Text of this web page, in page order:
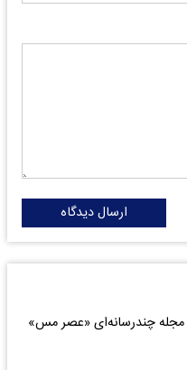
ارسال دیدگاه
چندرسانه‌ای «عصر مس»